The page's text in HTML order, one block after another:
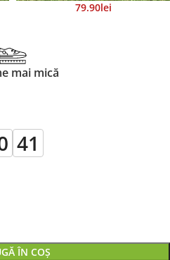
79.90Lei
mai mică
41
ÎN COȘ